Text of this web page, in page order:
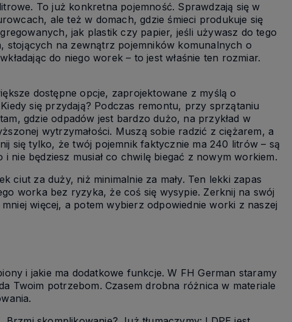
To już konkretna pojemność. Sprawdzają się w
ale też w domach, gdzie śmieci produkuje się
jak plastik czy papier, jeśli używasz do tego
stojących na zewnątrz pojemników komunalnych o
do niego worek – to jest właśnie ten rozmiar.
dostępne opcje, zaprojektowane z myślą o
się przydają? Podczas remontu, przy sprzątaniu
gdzie odpadów jest bardzo dużo, na przykład w
wytrzymałości. Muszą sobie radzić z ciężarem, a
się tylko, że twój pojemnik faktycznie ma 240 litrów – są
nie będziesz musiał co chwilę biegać z nowym workiem.
ciut za duży, niż minimalnie za mały. Ten lekki zapas
worka bez ryzyka, że coś się wysypie. Zerknij na swój
więcej, a potem wybierz odpowiednie worki z naszej
i jakie ma dodatkowe funkcje. W FH German staramy
Twoim potrzebom. Czasem drobna różnica w materiale